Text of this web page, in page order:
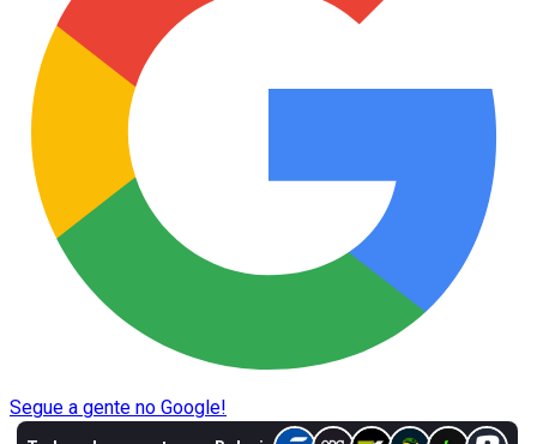
Segue a gente no Google!